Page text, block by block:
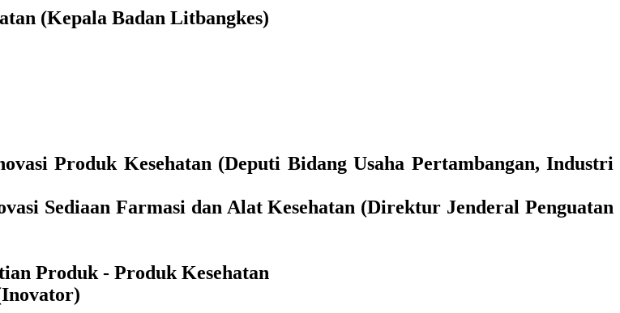
(Kepala Badan Litbangkes)
Produk Kesehatan (Deputi Bidang Usaha Pertambangan, Industri
Sediaan Farmasi dan Alat Kesehatan (Direktur Jenderal Penguatan
Produk - Produk Kesehatan